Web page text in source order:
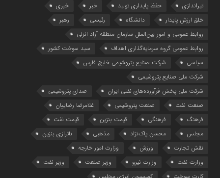
تیراندازی
حفظ پایداری تولید خبر
خبری
خلق ارزش پایدار
دانشگاه رئیسی
رهبر
روابط عمومی و امور بین‌الملل سازمان منطقه آزاد انزلی
روابط عمومی گروه سرمایه‌گذاری اهداف
سبد سوخت کشور
سیاسی
شرکت صنایع پتروشیمی خلیج فارس
شرکت ملی صنایع پتروشیمی
شرکت ملی پخش فرآورده‌های نفتی ایران
صدای پتروشیمی
صنعت نفت
صنعت پتروشیمی
غلامرضا رضاییان
فرهنگ
فرهنگی قیمت بنزین
قیمت نفت
مجلس
محسن پاک‌نژاد مذهبی
ناترازی بنزین
نقش تجارت
ورزش
وزارت امور خارجه
وزارت نفت
وزارت نیرو وزیر صنعت
وزیر نفت